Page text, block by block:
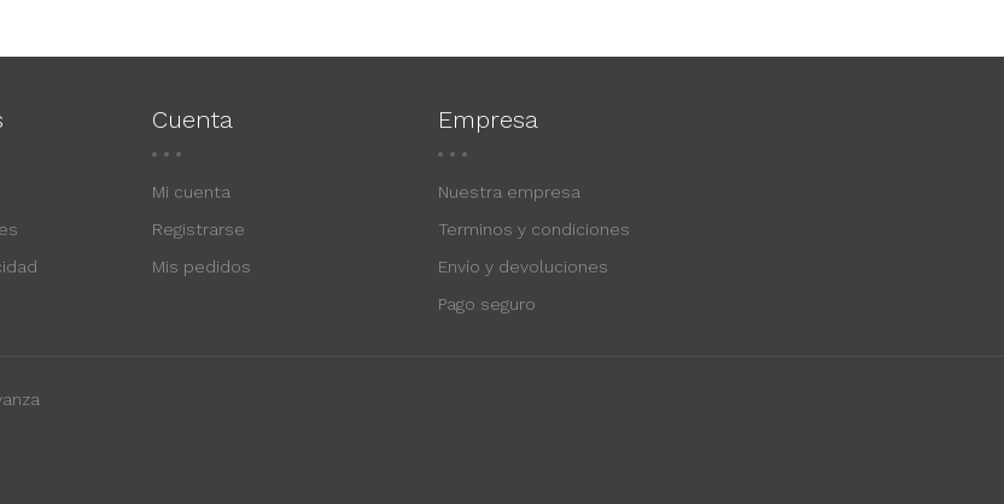
Cuenta
Mi cuenta
Registrarse
Mis pedidos
Empresa
Nuestra empresa
Terminos y condiciones
Envío y devoluciones
Pago seguro